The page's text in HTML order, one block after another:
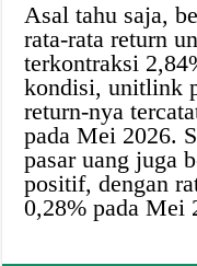
Asal tahu saja,
rata-rata return
terkontraksi
kondisi, unitlink
return-nya
pada Mei 2026.
pasar uang juga
positif, dengan
0,28% pada Mei